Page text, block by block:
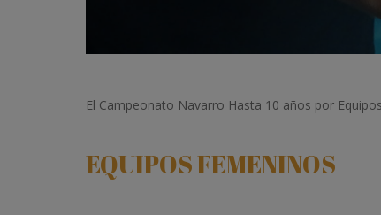
El Campeonato Navarro Hasta 10 años por
EQUIPOS FEMENINOS